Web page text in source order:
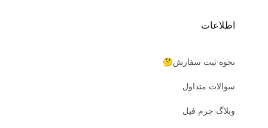
اطلاعات
نحوه ثبت سفارش🤔
سوالات متداول
وبلاگ چرم فیل